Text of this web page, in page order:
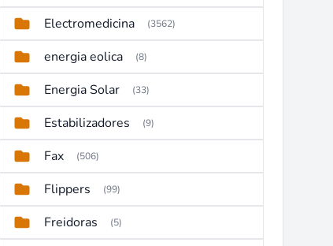
Electromedicina (3562)
energia eolica (8)
Energia Solar (33)
Estabilizadores (9)
Fax (506)
Flippers (99)
Freidoras (5)